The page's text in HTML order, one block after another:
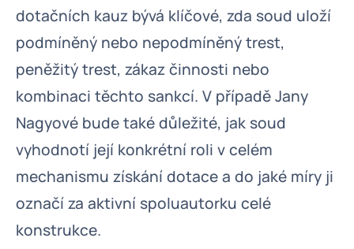
dotačních kauz bývá klíčové, zda soud uloží
podmíněný nebo nepodmíněný trest,
peněžitý trest, zákaz činnosti nebo
kombinaci těchto sankcí. V případě Jany
Nagyové bude také důležité, jak soud
vyhodnotí její konkrétní roli v celém
mechanismu získání dotace a do jaké míry ji
označí za aktivní spoluautorku celé
konstrukce.